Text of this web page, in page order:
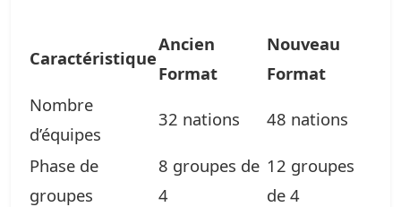
Caractéristique
Ancien
Format
Nouveau
Format
Nombre
d’équipes
32 nations 48 nations
Phase de
groupes
8 groupes de
4
12 groupes
de 4